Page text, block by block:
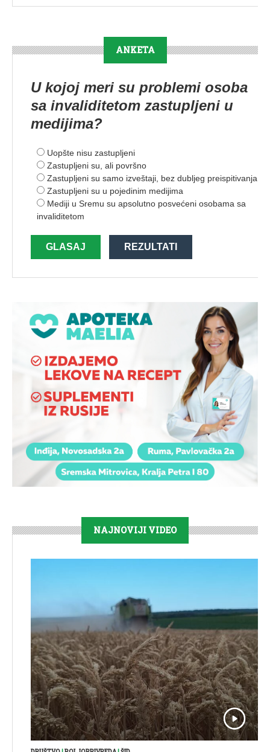
ANKETA
U kojoj meri su problemi osoba
sa invaliditetom zastupljeni u
medijima?
Uopšte nisu zastupljeni
Zastupljeni su, ali površno
Zastupljeni su samo izveštaji, bez dubljeg preispitivanja
Zastupljeni su u pojedinim medijima
Mediji u Sremu su apsolutno posvećeni osobama sa
invaliditetom
GLASAJ REZULTATI
NAJNOVIJI VIDEO